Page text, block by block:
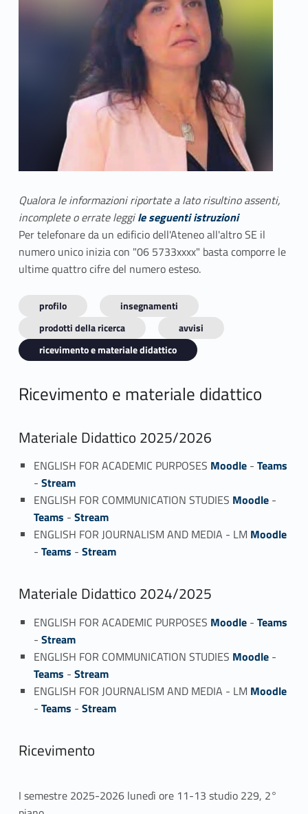
Qualora le informazioni riportate a lato risultino assenti,
incomplete o errate leggile seguenti istruzioni
Per telefonare da un edificio dell'Ateneo all'altro SE il
numero unico inizia con "06 5733xxxx" basta comporre le
ultime quattro cifre del numero esteso.
profilo
insegnamenti
prodotti della ricerca
avvisi
ricevimento e materiale didattico
Ricevimento e materiale didattico
Materiale Didattico 2025/2026
ENGLISH FOR ACADEMIC PURPOSES Moodle- Teams
- Stream
ENGLISH FOR COMMUNICATION STUDIES Moodle-
Teams - Stream
ENGLISH FOR JOURNALISM AND MEDIA - LM Moodle
- Teams - Stream
Materiale Didattico 2024/2025
ENGLISH FOR ACADEMIC PURPOSES Moodle- Teams
- Stream
ENGLISH FOR COMMUNICATION STUDIES Moodle-
Teams - Stream
ENGLISH FOR JOURNALISM AND MEDIA - LM Moodle
- Teams - Stream
Ricevimento
I semestre 2025-2026 lunedì ore 11-13 studio 229, 2°